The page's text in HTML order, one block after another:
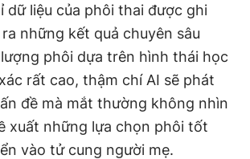
dữ liệu của phôi thai được ghi
những kết quả chuyên sâu
phôi dựa trên hình thái học
rất cao, thậm chí AI sẽ phát
đề mà mắt thường không nhìn
xuất những lựa chọn phôi tốt
vào tử cung người mẹ.